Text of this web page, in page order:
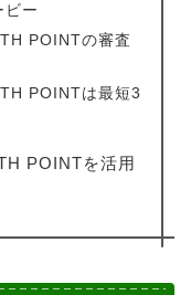
ビー
POINTの審査
POINTは最短3
POINTを活用